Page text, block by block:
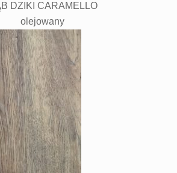
DZIKI CARAMELLO
olejowany